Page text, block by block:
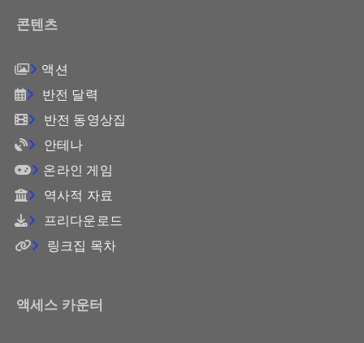
콘텐츠
액션
반전 달력
반전 동영상집
안테나
온라인 게임
역사적 자료
프리다운로드
링크집 목차
액세스 카운터